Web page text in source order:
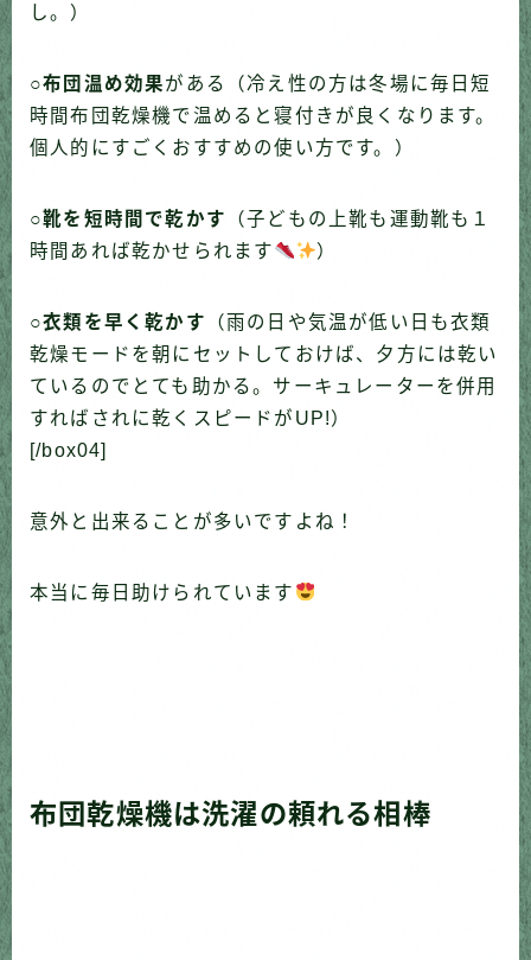
し。）
○布団温め効果がある（冷え性の方は冬場に毎日短
時間布団乾燥機で温めると寝付きが良くなります。
個人的にすごくおすすめの使い方です。）
○靴を短時間で乾かす
（子どもの上靴も運動靴も１
時間あれば乾かせられます
）
○衣類を早く乾かす
（雨の日や気温が低い日も衣類
乾燥モードを朝にセットしておけば、夕方には乾い
ているのでとても助かる。サーキュレーターを併用
すればされに乾くスピードがUP!）
[/box04]
意外と出来ることが多いですよね！
本当に毎日助けられています
布団乾燥機は洗濯の頼れる相棒